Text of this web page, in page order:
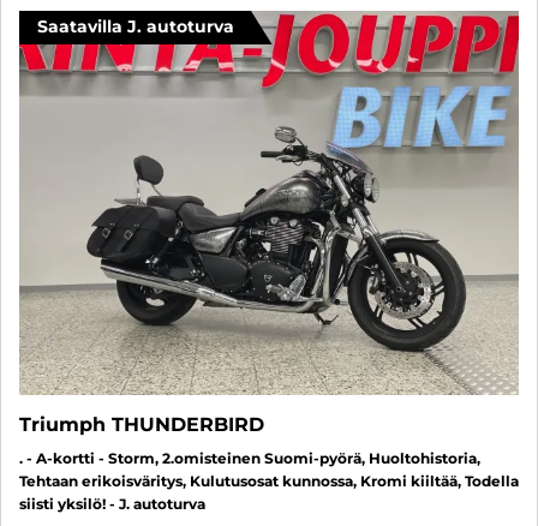
Saatavilla J. autoturva
Triumph THUNDERBIRD
. - A-kortti - Storm, 2.omisteinen Suomi-pyörä, Huoltohistoria,
Tehtaan erikoisväritys, Kulutusosat kunnossa, Kromi kiiltää, Todella
siisti yksilö! - J. autoturva